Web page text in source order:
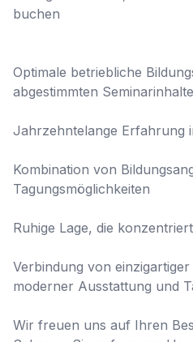
buchen
Optimale betriebliche
abgestimmten
Jahrzehntelange Erfahrung
Kombination von
Tagungsmöglichkeiten
Ruhige Lage, die
Verbindung von
moderner Ausstattung und
Wir freuen uns auf Ihren